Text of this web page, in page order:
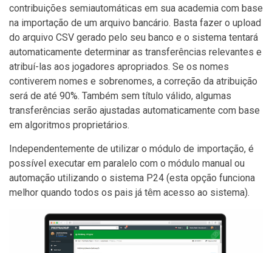
contribuições semiautomáticas em sua academia com base
na importação de um arquivo bancário. Basta fazer o upload
do arquivo CSV gerado pelo seu banco e o sistema tentará
automaticamente determinar as transferências relevantes e
atribuí-las aos jogadores apropriados. Se os nomes
contiverem nomes e sobrenomes, a correção da atribuição
será de até 90%. Também sem título válido, algumas
transferências serão ajustadas automaticamente com base
em algoritmos proprietários.
Independentemente de utilizar o módulo de importação, é
possível executar em paralelo com o módulo manual ou
automação utilizando o sistema P24 (esta opção funciona
melhor quando todos os pais já têm acesso ao sistema).